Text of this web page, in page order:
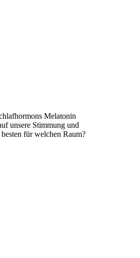
Melatonin
unsere Stimmung und
für welchen Raum?